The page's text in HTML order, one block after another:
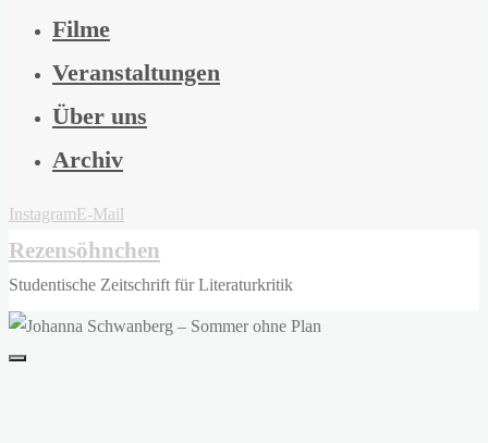
Filme
Veranstaltungen
Über uns
Archiv
InstagramE-Mail
Rezensöhnchen
Studentische Zeitschrift für Literaturkritik